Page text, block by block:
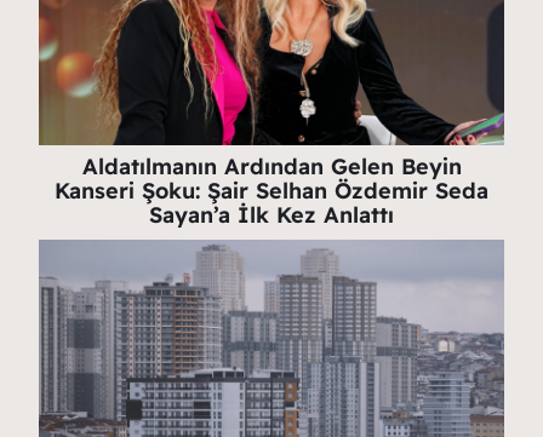
Aldatılmanın Ardından Gelen Beyin
Kanseri Şoku: Şair Selhan Özdemir Seda
Sayan’a İlk Kez Anlattı